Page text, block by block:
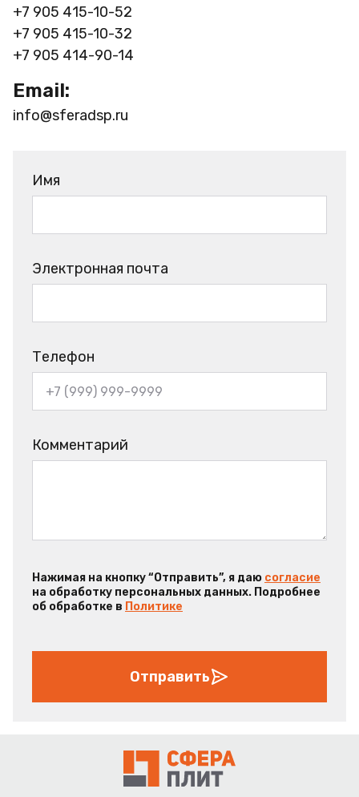
+7 905 415-10-52
+7 905 415-10-32
+7 905 414-90-14
Email:
info@sferadsp.ru
Имя
Электронная почта
Телефон
Комментарий
Нажимая на кнопку “Отправить”, я даю согласие
на обработку персональных данных. Подробнее
об обработке в Политике
Отправить